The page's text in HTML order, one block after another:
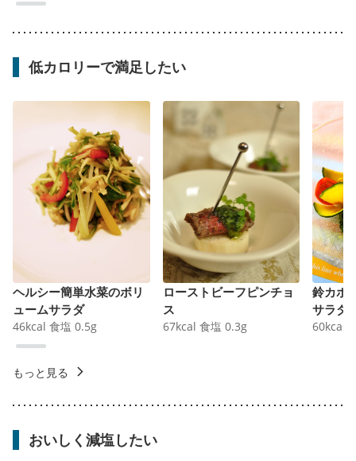
低カロリーで満足したい
ヘルシー簡単水菜のボリ
ュームサラダ
46kcal 食塩 0.5g
ローストビーフピンチョ
ス
67kcal 食塩 0.3g
鈴カボ
サラダ
60kcal
もっと見る
おいしく減塩したい